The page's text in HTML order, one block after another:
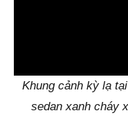
Khung cảnh kỳ lạ
sedan xanh cháy